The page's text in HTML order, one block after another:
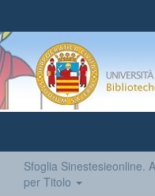
Sfoglia Sinestesieonline.
per Titolo